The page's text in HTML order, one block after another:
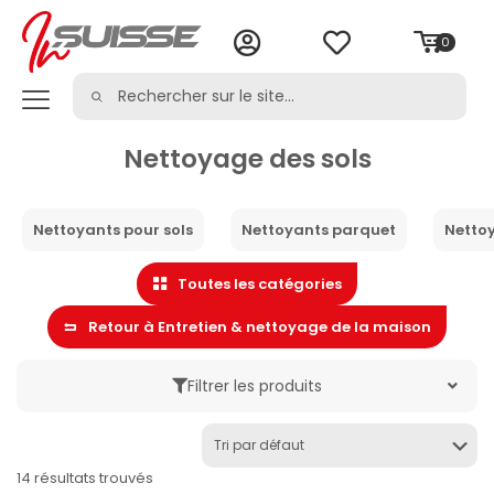
0
Nettoyage des sols
Nettoyants pour sols Nettoyants parquet
Toutes les catégories
Retour à Entretien & nettoyage de la maison
Filtrer les produits
14 résultats trouvés